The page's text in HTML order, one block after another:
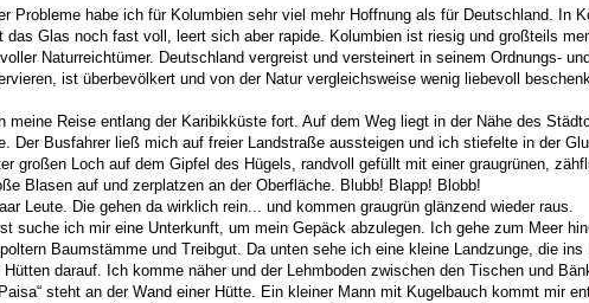
Probleme habe ich für Kolumbien sehr viel mehr Hoffnung als für Deutschland. In
das Glas noch fast voll, leert sich aber rapide. Kolumbien ist riesig und großteils
Naturreichtümer. Deutschland vergreist und versteinert in seinem Ordnungs-
ist überbevölkert und von der Natur vergleichsweise wenig liebevoll
meine Reise entlang der Karibikküste fort. Auf dem Weg liegt in der Nähe des
Der Busfahrer ließ mich auf freier Landstraße aussteigen und ich stiefelte in der
großen Loch auf dem Gipfel des Hügels, randvoll gefüllt mit einer graugrünen,
Blasen auf und zerplatzen an der Oberfläche. Blubb! Blapp! Blobb!
Leute. Die gehen da wirklich rein... und kommen graugrün glänzend wieder raus.
suche ich mir eine Unterkunft, um mein Gepäck abzulegen. Ich gehe zum Meer
Baumstämme und Treibgut. Da unten sehe ich eine kleine Landzunge, die
Hütten darauf. Ich komme näher und der Lehmboden zwischen den Tischen und
steht an der Wand einer Hütte. Ein kleiner Mann mit Kugelbauch kommt mir